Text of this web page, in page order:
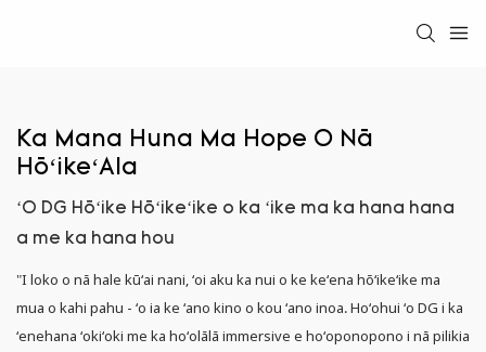
Ka Mana Huna Ma Hope O Nā
HōʻikeʻAla
ʻO DG Hōʻike Hōʻikeʻike o ka ʻike ma ka hana hana
a me ka hana hou
"I loko o nā hale kūʻai nani, ʻoi aku ka nui o ke keʻena hōʻikeʻike ma
mua o kahi pahu - ʻo ia ke ʻano kino o kou ʻano inoa. Hoʻohui ʻo DG i ka
ʻenehana ʻokiʻoki me ka hoʻolālā immersive e hoʻoponopono i nā pilikia